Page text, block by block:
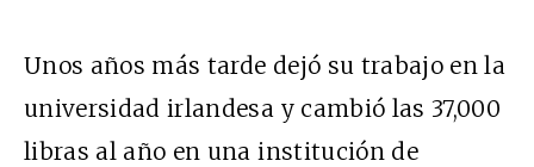
Unos años más tarde dejó su trabajo en la
universidad irlandesa y cambió las 37,000
libras al año en una institución de